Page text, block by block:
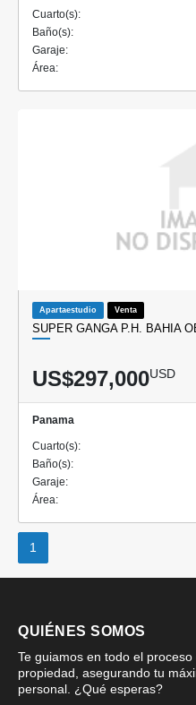
Cuarto(s):
Baño(s):
Garaje:
Área:
Apartaestudio Venta
SUPER GANGA P.H. BAHIA
US$297,000USD
Panama
Cuarto(s):
Baño(s):
Garaje:
Área:
1
QUIÉNES SOMOS
Te guiamos en todo el
propiedad, asegurando tu
personal. ¿Qué esperas?